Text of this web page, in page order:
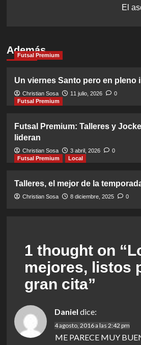
El
Además
Futsal Premium
Un viernes Santo pero en pleno
Christian Sosa 11 julio, 2026
0
Futsal Premium
Futsal Premium: Talleres y
lideran
Christian Sosa 3 abril, 2026
0
Futsal Premium
Local
Talleres, el mejor de la
Christian Sosa 8 diciembre, 2025 0
1 thought on “
mejores, listos
gran cita”
Daniel dice:
4 agosto, 2016 a las 2:42 pm
ME PARECE MUY